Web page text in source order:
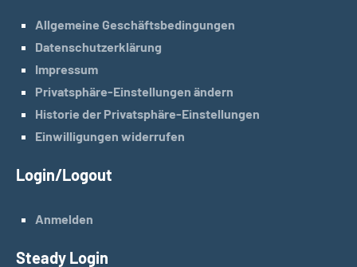
Allgemeine Geschäftsbedingungen
Datenschutzerklärung
Impressum
Privatsphäre-Einstellungen ändern
Historie der Privatsphäre-Einstellungen
Einwilligungen widerrufen
Login/Logout
Anmelden
Steady Login